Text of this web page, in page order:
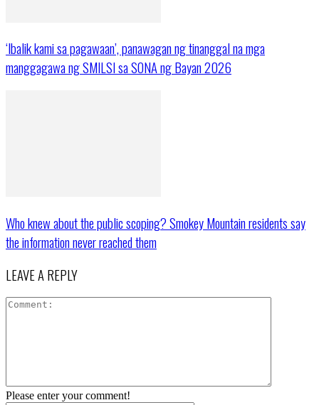
‘Ibalik kami sa pagawaan’, panawagan ng tinanggal na mga
manggagawa ng SMILSI sa SONA ng Bayan 2026
Who knew about the public scoping? Smokey Mountain residents say
the information never reached them
LEAVE A REPLY
Please enter your comment!